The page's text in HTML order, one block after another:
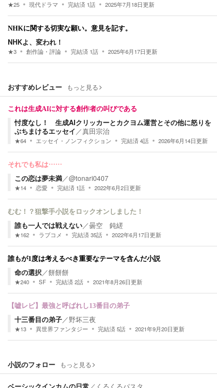
★25 現代ドラマ 完結済 1話 2025年7月18日更新
NHKに関する切実な願い。意見を記す。
NHKよ、変われ！
★3 創作論・評論 完結済 1話 2025年6月17日更新
おすすめレビュー もっと見る
これは生成AIに対する創作者の叫びである
忖度なし！ 生成AIクリッカーとカクヨム運営とその他に怒りを
ぶちまけるエッセイ ／真田宗治
★64 エッセイ・ノンフィクション 完結済4話 2026年6月14日更新
それでも私は……
この恋は夢未満／@tonari0407
★14 恋愛 完結済 1話 2022年6月2日更新
むむ！？狙撃手小説をロックオンしました！
誰も一人では戦えない／曇空 鈍縒
★162 ラブコメ 完結済35話 2022年6月17日更新
誰もが1度は考えるべき重要なテーマを含んだ小説
命の選択／餅餅餅
★240 SF 完結済2話 2021年8月26日更新
【嘘レビ】最強と呼ばれし13番目の弟子
十三番目の弟子／野坏三夜
★13 異世界ファンタジー 完結済5話 2021年9月20日更新
小説のフォロー もっと見る
ベーシックインカムの日常 ／ くるくるパスタ